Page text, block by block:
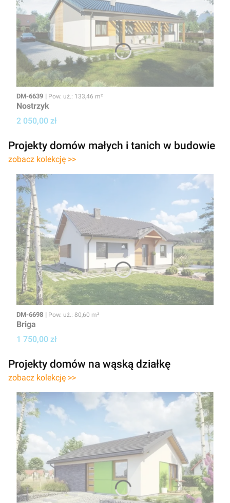
Kod
DM-6639 Powierzchnia użytkowa
Pow. uż.: 133,46 m²
Nostrzyk
Cena projektu
2 050,00 zł
Projekty domów małych i tanich w budowie
zobacz kolekcję >>
Kod
DM-6698 Powierzchnia użytkowa
Pow. uż.: 80,60 m²
Briga
Cena projektu
1 750,00 zł
Projekty domów na wąską działkę
zobacz kolekcję >>